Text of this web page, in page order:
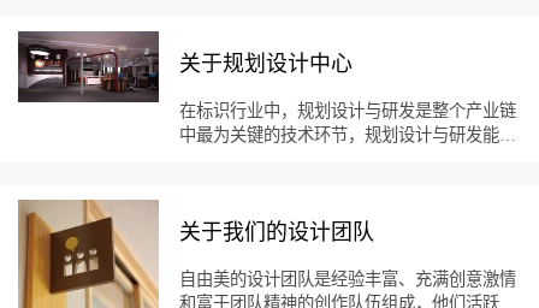
信息图形符号”，是向公众提供信息，并且不
需要经过专业训练就可以理解的图形标志，是
世界范围内的通用语言。它具有传递信息和美
化环境的重要功能，合理设置并完善标识系
统，是建立国际化、现代化的一个重要方面。
无语言障碍。它的正确应用，是标识系统设置
的基础。公共信息图形符号的使用和标识系统
的规划、设计、设置，都...
关于规划设计中心
在标识行业中，规划设计与研发是整个产业链
中最为关键的技术环节，规划设计与研发能力
计师、主级建筑师、高级城市规划师等国内近
奖，是目前国内标识行业中规模最大、投入研
发成本的最高的设计团队，核心技术掌握能力
关于我们的设计团队
自由美的设计团队是经验丰富、充满创意激情
和富于团队精神的创作队伍组成，他们活跃在